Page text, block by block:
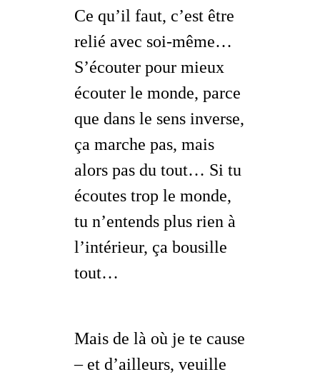
Ce qu’il faut, c’est être
relié avec soi-même…
S’écouter pour mieux
écouter le monde, parce
que dans le sens inverse,
ça marche pas, mais
alors pas du tout… Si tu
écoutes trop le monde,
tu n’entends plus rien à
l’intérieur, ça bousille
tout…
Mais de là où je te cause
– et d’ailleurs, veuille